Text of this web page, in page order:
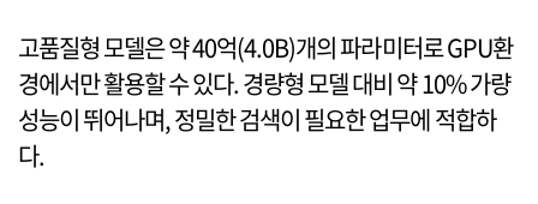
고품질형 모델은 약 40억(4.0B)개의 파라미터로 GPU환
경에서만 활용할 수 있다. 경량형 모델 대비 약 10% 가량
성능이 뛰어나며, 정밀한 검색이 필요한 업무에 적합하
다.